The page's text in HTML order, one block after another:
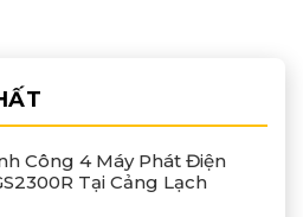
Công 4 Máy Phát Điện
Tại Cảng Lạch